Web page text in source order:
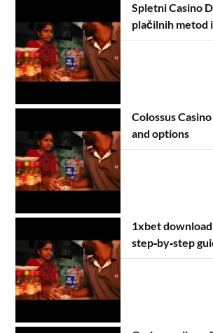
Spletni Casino
plačilnih metod
Colossus
and options
1xbet
step‑by‑step